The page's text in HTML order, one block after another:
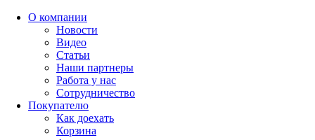
О компании
Новости
Видео
Статьи
Наши партнеры
Работа у нас
Сотрудничество
Покупателю
Как доехать
Корзина